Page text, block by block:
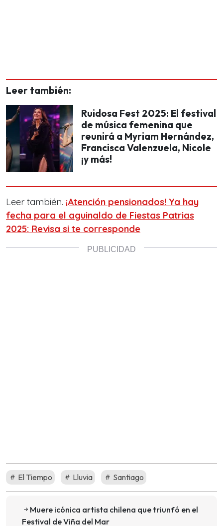
Leer también:
Ruidosa Fest 2025: El festival
de música femenina que
reunirá a Myriam Hernández,
Francisca Valenzuela, Nicole
¡y más!
Leer también. ¡Atención pensionados! Ya hay
fecha para el aguinaldo de Fiestas Patrias
2025: Revisa si te corresponde
El Tiempo Lluvia Santiago
Muere icónica artista chilena que triunfó en el
Festival de Viña del Mar